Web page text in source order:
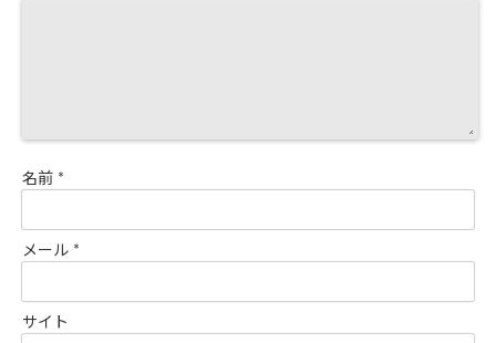
名前 *
メール *
サイト